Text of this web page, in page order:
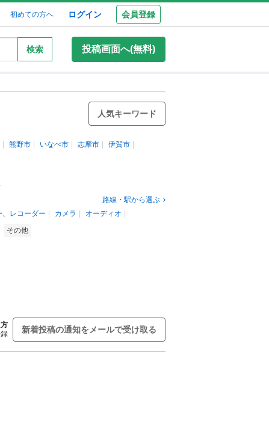
初めての方へ ログイン 会員登録
検索 投稿画面へ(無料)
人気キーワード
熊野市 いなべ市 志摩市
伊賀市
路線・駅から選ぶ
レコーダー カメラ
オーディオ
その他
新着投稿の通知をメールで受け取る